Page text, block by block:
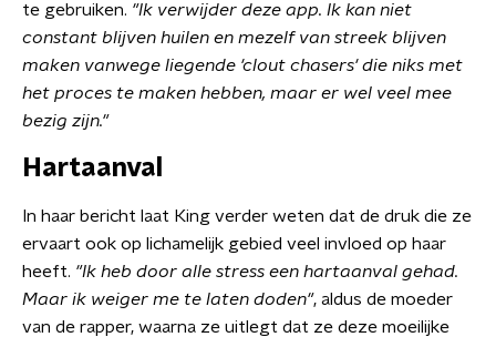
te gebruiken. "Ik verwijder deze app. Ik kan niet
constant blijven huilen en mezelf van streek blijven
maken vanwege liegende 'clout chasers' die niks met
het proces te maken hebben, maar er wel veel mee
bezig zijn."
Hartaanval
In haar bericht laat King verder weten dat de druk die ze
ervaart ook op lichamelijk gebied veel invloed op haar
heeft. "Ik heb door alle stress een hartaanval gehad.
Maar ik weiger me te laten doden", aldus de moeder
van de rapper, waarna ze uitlegt dat ze deze moeilijke